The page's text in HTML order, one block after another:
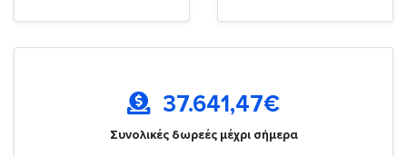
37.641,47€
Συνολικές δωρεές μέχρι σήμερα